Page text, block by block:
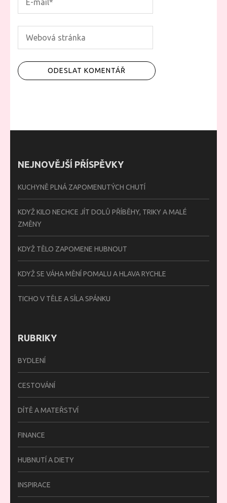
NEJNOVĚJŠÍ PŘÍSPĚVKY
KUCHYNĚ PLNÁ ZAPOMENUTÝCH CHUTÍ
KDYŽ KILO NECHCE JÍT DOLŮ PŘÍBĚHY, TRIKY A MALÉ
ZMĚNY
KDYŽ TĚLO ZAPOMENE HUBNOUT
KDYŽ SE VÁHA MĚNÍ POMALU A HLAVA RYCHLE
TICHO V TĚLE A SÍLA SPÁNKU
RUBRIKY
BYDLENÍ
CESTOVÁNÍ
DÍTĚ A MATEŘSTVÍ
FINANCE
HUBNUTÍ A DIETY
INSPIRACE